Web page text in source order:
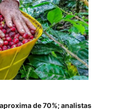
de 70%; analistas